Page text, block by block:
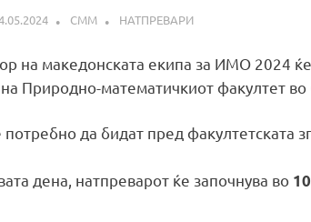
СММ НАТПРЕВАРИ
на македонската екипа за ИМО 2024
Природно-математичкиот факултет во
да бидат пред факултетската
дена, натпреварот ќе започнува во